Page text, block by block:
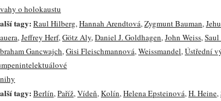
o holokaustu
tagy: Raul Hilberg,Hannah Arendtová,Zygmunt Bauman,
,Jeffrey Herf,Götz Aly,Daniel J. Goldhagen,John Weiss,
Gancwajch,Gisi Fleischmannová,Weissmandel,Ústřední
tagy: Berlín,Paříž,Vídeň,Kolín,Helena Epsteinová,H. Heine,